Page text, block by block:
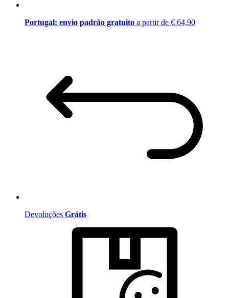
Portugal: envio padrão gratuito a partir de € 64,90
Devoluções Grátis